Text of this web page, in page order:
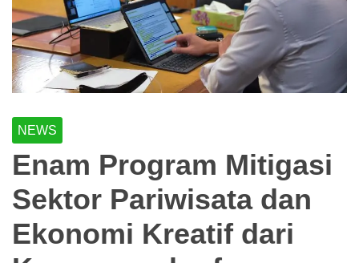
NEWS
Enam Program Mitigasi
Sektor Pariwisata dan
Ekonomi Kreatif dari